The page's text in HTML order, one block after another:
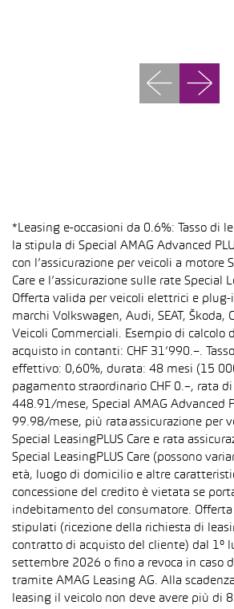
*Leasing e-occasioni da 0.6%: Tasso di
la stipula di Special AMAG Advanced
con l’assicurazione per veicoli a motore
Care e l’assicurazione sulle rate Special
Offerta valida per veicoli elettrici e plug-
marchi Volkswagen, Audi, SEAT, Škoda,
Veicoli Commerciali. Esempio di calcolo
acquisto in contanti: CHF 31’990.–.
effettivo: 0,60%, durata: 48 mesi (15
pagamento straordinario CHF 0.–, rata
448.91/mese, Special AMAG Advanced
99.98/mese, più rata assicurazione per
Special LeasingPLUS Care e rata
Special LeasingPLUS Care (possono
età, luogo di domicilio e altre
concessione del credito è vietata se
indebitamento del consumatore.
stipulati (ricezione della richiesta di
contratto di acquisto del cliente) dal 1°
settembre 2026 o fino a revoca in caso
tramite AMAG Leasing AG. Alla
leasing il veicolo non deve avere più di